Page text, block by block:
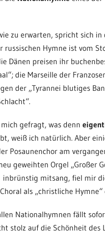
zu erwarten, spricht sich in
russischen Hymne ist vom
Dänen preisen ihr
die Marseille der
der „Tyrannei blutiges
gefragt, was denn
weiß ich natürlich. Aber
Posaunenchor am
geweihten Orgel „Großer
mitsang, fiel mir
als „christliche
Nationalhymnen fällt
stolz auf die Schönheit des